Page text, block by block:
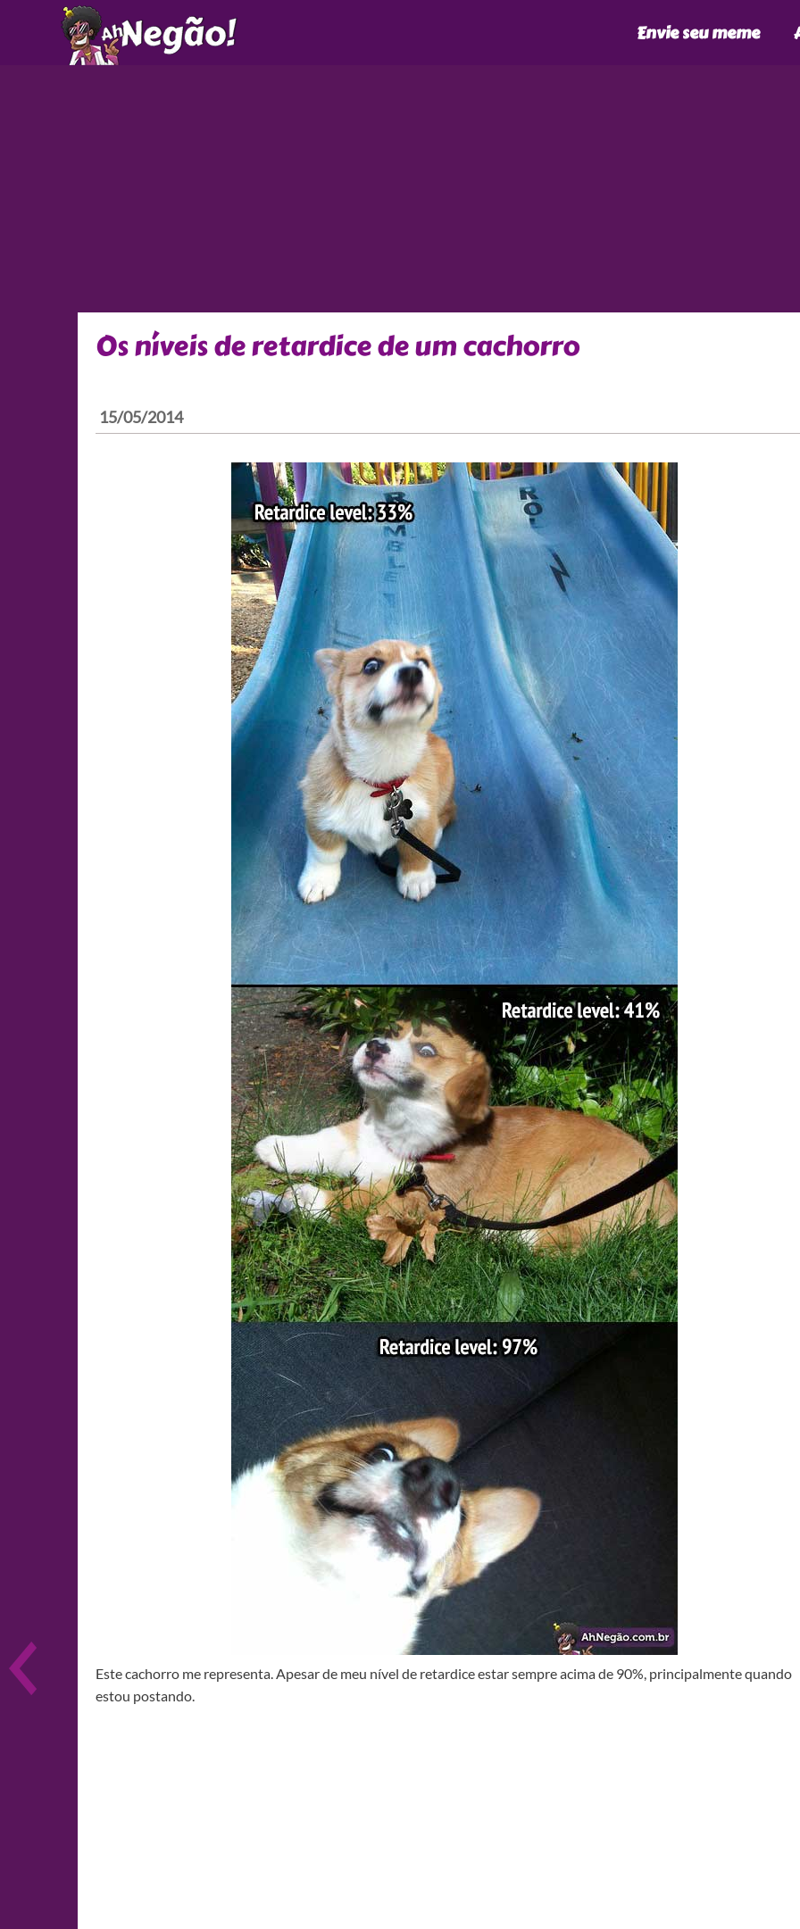
Envie seu meme
Os níveis de retardice de um cachorro
15/05/2014
Este cachorro me representa. Apesar de meu nível de retardice estar sempre acima de 90%, principalmente quando
estou postando.